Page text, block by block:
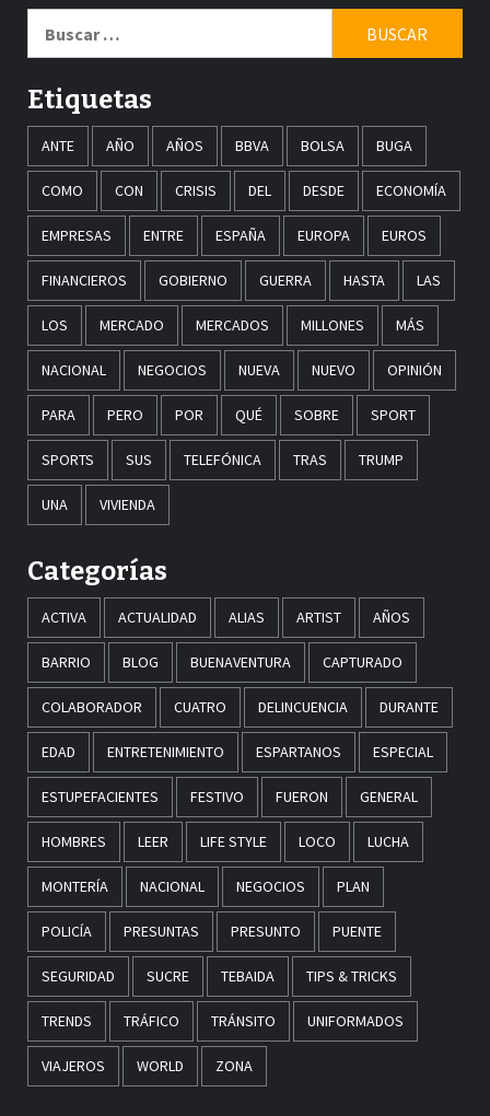
Etiquetas
ANTE AÑO AÑOS BBVA BOLSA BUGA
COMO CON CRISIS DEL DESDE ECONOMÍA
EMPRESAS ENTRE ESPAÑA EUROPA EUROS
FINANCIEROS GOBIERNO GUERRA HASTA LAS
LOS MERCADO MERCADOS MILLONES MÁS
NACIONAL NEGOCIOS NUEVA NUEVO OPINIÓN
PARA PERO POR QUÉ SOBRE SPORT
SPORTS SUS TELEFÓNICA TRAS TRUMP
UNA VIVIENDA
Categorías
ACTIVA ACTUALIDAD ALIAS ARTIST AÑOS
BARRIO BLOG BUENAVENTURA CAPTURADO
COLABORADOR CUATRO DELINCUENCIA DURANTE
EDAD ENTRETENIMIENTO ESPARTANOS ESPECIAL
ESTUPEFACIENTES FESTIVO FUERON GENERAL
HOMBRES LEER LIFE STYLE LOCO LUCHA
MONTERÍA NACIONAL NEGOCIOS PLAN
POLICÍA PRESUNTAS PRESUNTO PUENTE
SEGURIDAD SUCRE TEBAIDA TIPS & TRICKS
TRENDS TRÁFICO TRÁNSITO UNIFORMADOS
VIAJEROS WORLD ZONA